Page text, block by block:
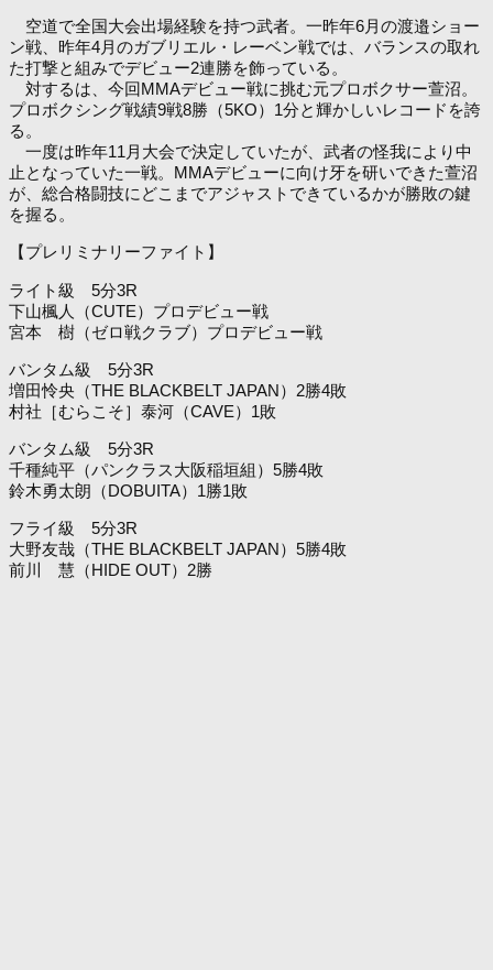
空道で全国大会出場経験を持つ武者。一昨年6月の渡邉ショー
ン戦、昨年4月のガブリエル・レーベン戦では、バランスの取れ
た打撃と組みでデビュー2連勝を飾っている。
対するは、今回MMAデビュー戦に挑む元プロボクサー萱沼。
プロボクシング戦績9戦8勝（5KO）1分と輝かしいレコードを誇
る。
一度は昨年11月大会で決定していたが、武者の怪我により中
止となっていた一戦。MMAデビューに向け牙を研いできた萱沼
が、総合格闘技にどこまでアジャストできているかが勝敗の鍵
を握る。
【プレリミナリーファイト】
ライト級 5分3R
下山楓人（CUTE）プロデビュー戦
宮本 樹（ゼロ戦クラブ）プロデビュー戦
バンタム級 5分3R
増田怜央（THE BLACKBELT JAPAN）2勝4敗
村社［むらこそ］泰河（CAVE）1敗
バンタム級 5分3R
千種純平（パンクラス大阪稲垣組）5勝4敗
鈴木勇太朗（DOBUITA）1勝1敗
フライ級 5分3R
大野友哉（THE BLACKBELT JAPAN）5勝4敗
前川 慧（HIDE OUT）2勝